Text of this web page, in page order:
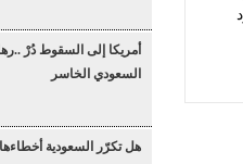
أمريكا إلى السقوط دُرْ
السعودي الخاسر
هل تكرّر السعودية